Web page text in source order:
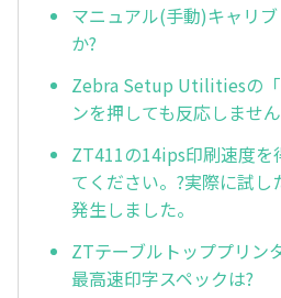
マニュアル(手動)キャリ
か?
Zebra Setup Utilitiesの
ンを押しても反応しません
ZT411の14ips印刷速度を
てください。?実際に試
発生しました。
ZTテーブルトッププリン
最高速印字スペックは?